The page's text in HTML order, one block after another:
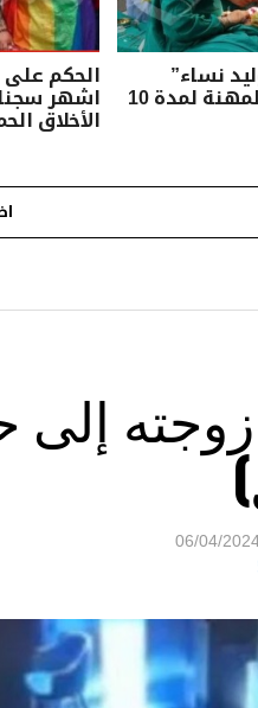
نساء”
مزيف… مارس المهنة لمدة 10 اشهر
الأخلاق
06/04/